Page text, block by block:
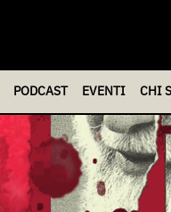
PODCAST EVENTI CHI